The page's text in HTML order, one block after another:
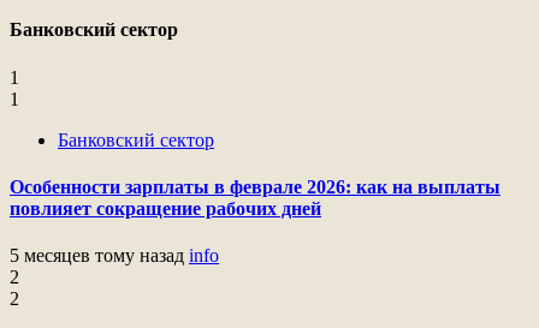
Банковский сектор
1
1
Банковский сектор
Особенности зарплаты в феврале 2026: как на выплаты
повлияет сокращение рабочих дней
5 месяцев тому назад info
2
2